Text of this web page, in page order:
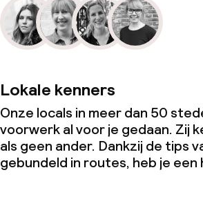
Lokale kenners
Onze locals in meer dan 50
voorwerk al voor je gedaan. Zij
als geen ander. Dankzij de tips
gebundeld in routes, heb je een